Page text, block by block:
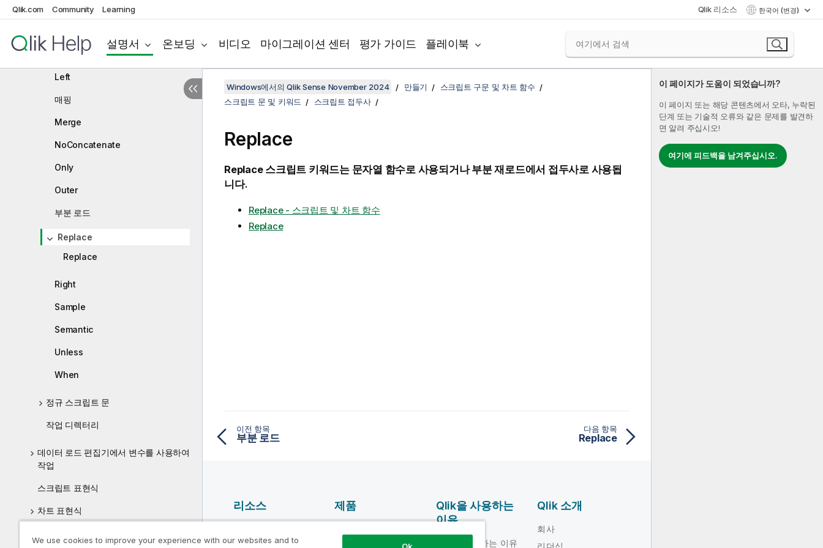
Qlik.com Community Learning Qlik 리소스 한국어 (변경)
설명서 온보딩 비디오 마이그레이션 센터 평가 가이드 플레이북
IntervalMatch
Keep
Left
매핑
Merge
NoConcatenate
Only
Outer
부분 로드
Replace
Replace
Right
Sample
Semantic
Unless
When
정규 스크립트 문
작업 디렉터리
데이터 로드 편집기에서 변수를 사용하여
작업
스크립트 표현식
차트 표현식
이 페이지가 도움이 되었습니까?
이 페이지 또는 해당 콘텐츠에서 오타, 누락된
단계 또는 기술적 오류와 같은 문제를 발견하
면 알려 주십시오!
여기에 피드백을 남겨주십시오.
Windows에서의 Qlik Sense November 2024 만들기
스크립트 구문 및 차트 함수
스크립트 문 및 키워드
스크립트 접두사
Replace
Replace스크립트 키워드는 문자열 함수로 사용되거나 부분 재로드에서 접두사로 사용됩
니다.
Replace - 스크립트 및 차트 함수
Replace
이전 항목
부분 로드
다음 항목
Replace
리소스
Qlik Developer
제품
INTEGRATION 및
Qlik을 사용하는
이유
Qlik을 사용하는 이유
Qlik 소개
회사
리더십
We use cookies to improve your experience with our websites and to